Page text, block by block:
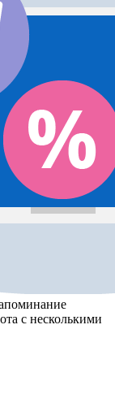
с несколькими